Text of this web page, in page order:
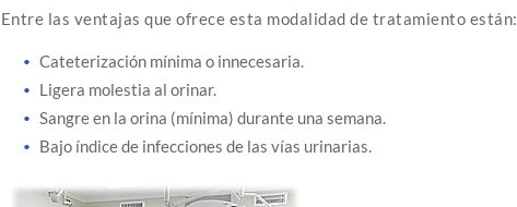
Entre las ventajas que ofrece esta modalidad de tratamiento están:
Cateterización mínima o innecesaria.
Ligera molestia al orinar.
Sangre en la orina (mínima) durante una semana.
Bajo índice de infecciones de las vías urinarias.